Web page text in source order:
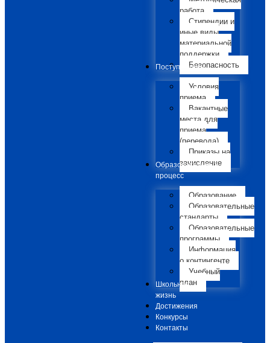
работа
Стипендии и
иные виды
материальной
поддержки
Безопасность
Поступающим
Условия
приема
Вакантные
места для
приема
(перевода)
Приказы на
зачисление
Образовательный
процесс
Образование
Образовательные
стандарты
Образовательные
программы
Информация
о контингенте
Учебный
план
Школьная
жизнь
Достижения
Конкурсы
Контакты